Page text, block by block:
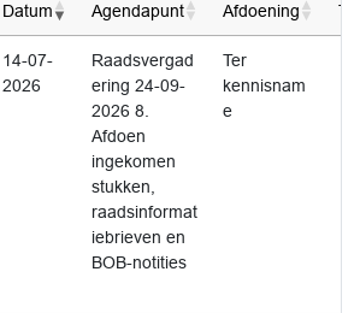
Datum Agendapunt Afdoening
14-07-
2026
Raadsvergad
ering 24-09-
2026 8.
Afdoen
ingekomen
stukken,
raadsinformat
iebrieven en
BOB-notities
Ter
kennisnam
e